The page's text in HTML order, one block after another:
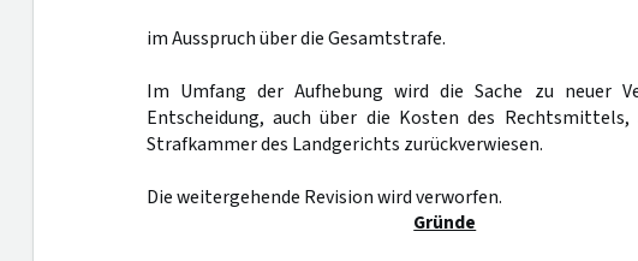
im Ausspruch über die Gesamtstrafe.
Im Umfang der Aufhebung wird die Sache zu neuer
Entscheidung, auch über die Kosten des Rechtsmittels,
Strafkammer des Landgerichts zurückverwiesen.
Die weitergehende Revision wird verworfen.
Gründe